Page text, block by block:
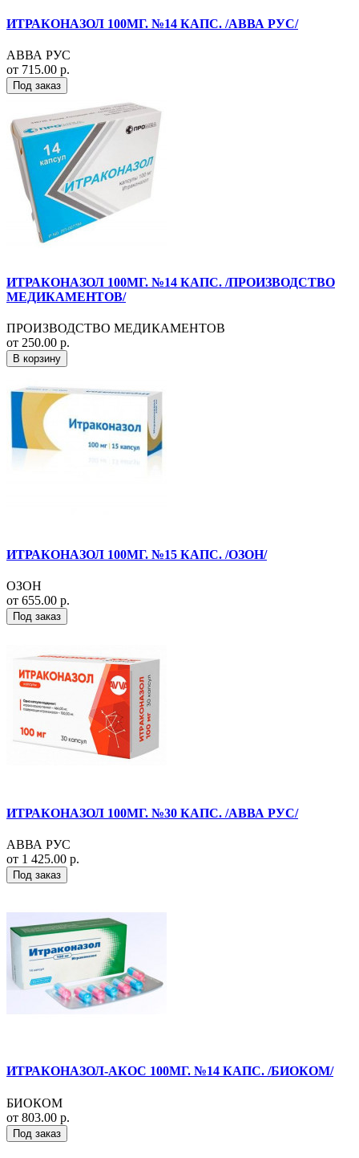
ИТРАКОНАЗОЛ 100МГ. №14 КАПС. /АВВА РУС/
АВВА РУС
от 715.00 р.
Под заказ
ИТРАКОНАЗОЛ 100МГ. №14 КАПС. /ПРОИЗВОДСТВО
МЕДИКАМЕНТОВ/
ПРОИЗВОДСТВО МЕДИКАМЕНТОВ
от 250.00 р.
В корзину
ИТРАКОНАЗОЛ 100МГ. №15 КАПС. /ОЗОН/
ОЗОН
от 655.00 р.
Под заказ
ИТРАКОНАЗОЛ 100МГ. №30 КАПС. /АВВА РУС/
АВВА РУС
от 1 425.00 р.
Под заказ
ИТРАКОНАЗОЛ-АКОС 100МГ. №14 КАПС. /БИОКОМ/
БИОКОМ
от 803.00 р.
Под заказ